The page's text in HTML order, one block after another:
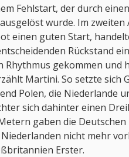
Fehlstart, der durch
wurde. Im zweiten
einen guten Start,
Rückstand
Rhythmus gekommen und
Martini. So setzte sich
Polen, die Niederlande
sich dahinter einen
gaben die Deutschen
nicht mehr
Erster.